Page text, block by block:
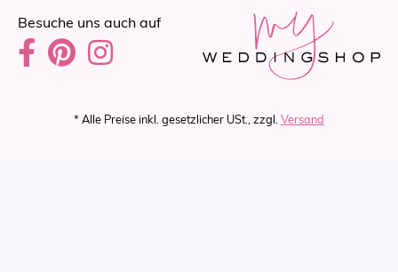
Besuche uns auch auf
* Alle Preise inkl. gesetzlicher USt., zzgl. Versand